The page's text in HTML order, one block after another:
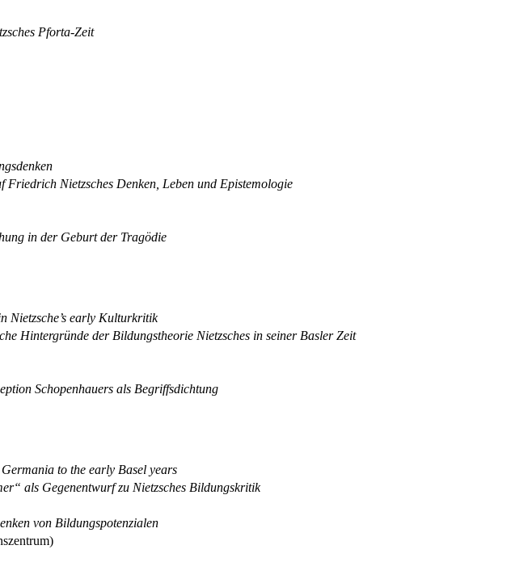
Pforta-Zeit
Nietzsches Denken, Leben und Epistemologie
in der Geburt der Tragödie
Nietzsche’s early Kulturkritik
Hintergründe der Bildungstheorie Nietzsches in seiner Basler Zeit
Schopenhauers als Begriffsdichtung
to the early Basel years
als Gegenentwurf zu Nietzsches Bildungskritik
von Bildungspotenzialen